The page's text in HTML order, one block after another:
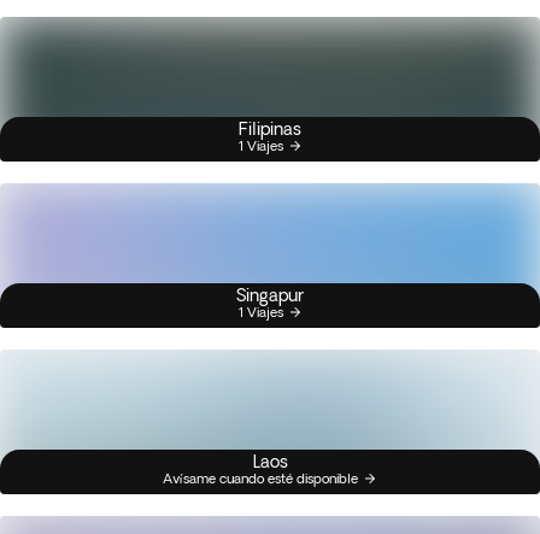
Filipinas
1 Viajes
Singapur
1 Viajes
Laos
Avísame cuando esté disponible